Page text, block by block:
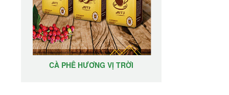
CÀ PHÊ HƯƠNG VỊ TRỜI